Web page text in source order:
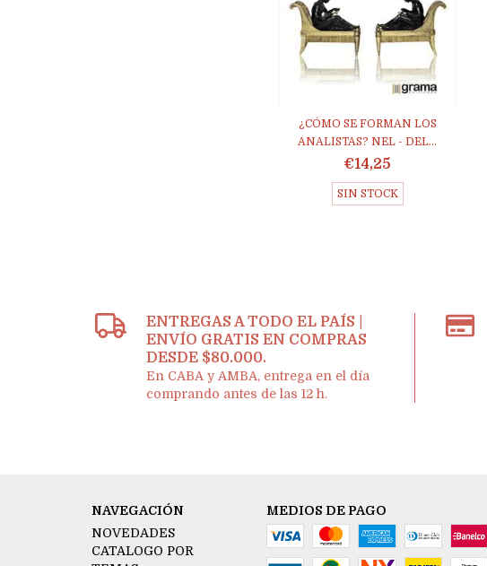
¿CÓMO SE FORMAN LOS
ANALISTAS? NEL - DEL...
€14,25
SIN STOCK
ENTREGAS A TODO EL PAÍS |
ENVÍO GRATIS EN COMPRAS
DESDE $80.000.
En CABA y AMBA, entrega en el día
comprando antes de las 12 h.
NAVEGACIÓN
NOVEDADES
CATALOGO POR
MEDIOS DE PAGO